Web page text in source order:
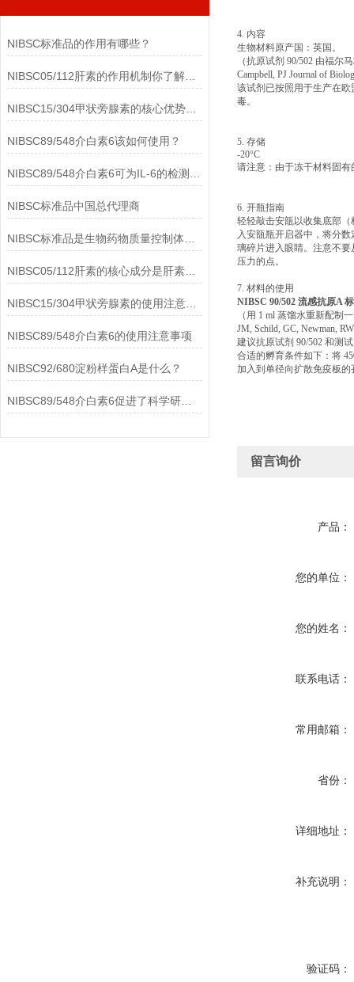
NIBSC标准品的作用有哪些？
NIBSC05/112肝素的作用机制你了解多少？
NIBSC15/304甲状旁腺素的核心优势有哪些？
NIBSC89/548介白素6该如何使用？
NIBSC标准品中国总代理商
NIBSC标准品是生物药物质量控制体系中的基础工具
NIBSC05/112肝素的核心成分是肝素钠(Heparin Sodium)
NIBSC15/304甲状旁腺素的使用注意事项
NIBSC89/548介白素6的使用注意事项
NIBSC92/680淀粉样蛋白A是什么？
NIBSC89/548介白素6促进了科学研究的进步
4. 内容
生物材料原产国：英国。
（抗原试剂 90/502 由福
Campbell, PJ Journal of
该试剂已按照用于生产在
毒。
5. 存储
-20°C
请注意：由于冻干材料固
6. 开瓶指南
轻轻敲击安瓿以收集底部
入安瓿瓶开启器中，将分
璃碎片进入眼睛。注意不
压力的点。
7. 材料的使用
NIBSC 90/502 流感抗原A
（用 1 ml 蒸馏水重新配制
JM, Schild, GC, Newman,
建议抗原试剂 90/502 和测
合适的孵育条件如下：将
加入到单径向扩散免疫板的
留言询价
产品：
您的单位：
您的姓名：
联系电话：
常用邮箱：
省份：
详细地址：
补充说明：
验证码：